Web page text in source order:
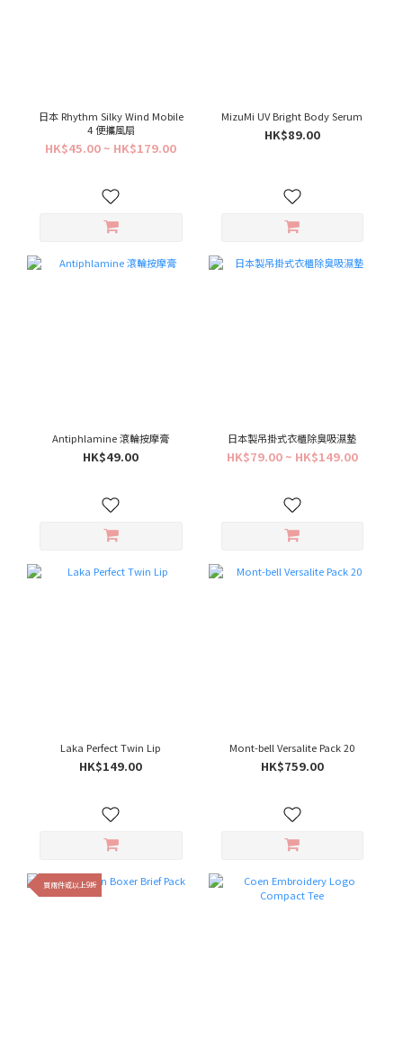
日本 Rhythm Silky Wind Mobile
4 便攜風扇
HK$45.00 ~ HK$179.00
MizuMi UV Bright Body Serum
HK$89.00
Antiphlamine 滾輪按摩膏
HK$49.00
日本製吊掛式衣櫃除臭吸濕墊
HK$79.00 ~ HK$149.00
Laka Perfect Twin Lip
HK$149.00
Mont-bell Versalite Pack 20
HK$759.00
買兩件或以上9折